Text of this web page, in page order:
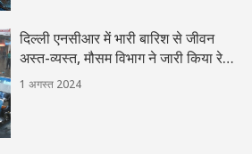
दिल्ली एनसीआर में भारी बारिश से जीवन
अस्त-व्यस्त, मौसम विभाग ने जारी किया रेड
अलर्ट
1 अगस्त 2024